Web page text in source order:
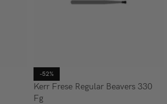
-52%
Kerr Frese Regular Beavers 330
Fg